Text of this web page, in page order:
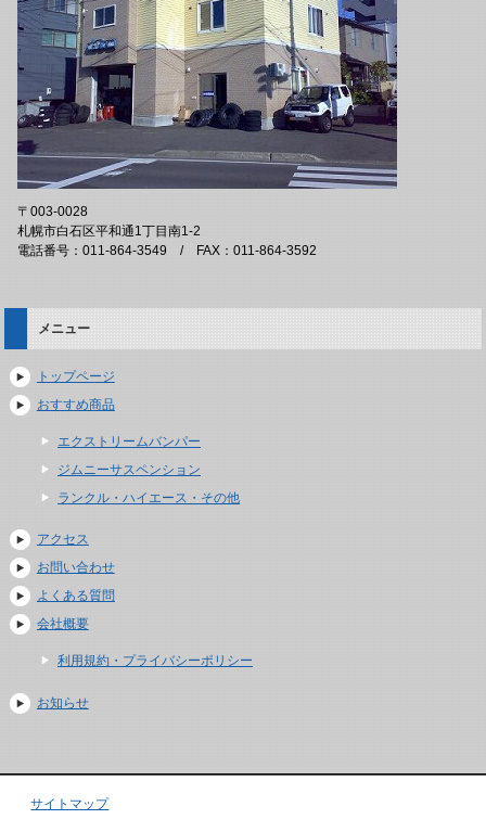
〒003-0028
札幌市白石区平和通1丁目南1-2
電話番号：011-864-3549 / FAX：011-864-3592
メニュー
トップページ
おすすめ商品
エクストリームバンパー
ジムニーサスペンション
ランクル・ハイエース・その他
アクセス
お問い合わせ
よくある質問
会社概要
利用規約・プライバシーポリシー
お知らせ
サイトマップ